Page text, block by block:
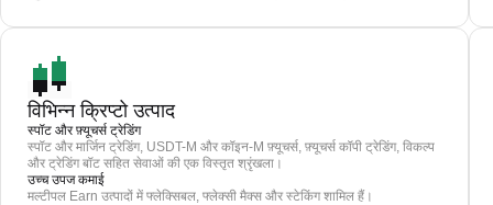
विभिन्न क्रिप्टो उत्पाद
स्पॉट और फ़्यूचर्स ट्रेडिंग
स्पॉट और मार्जिन ट्रेडिंग, USDT-M और कॉइन-M फ़्यूचर्स, फ़्यूचर्स कॉपी ट्रेडिंग, विकल्प
और ट्रेडिंग बॉट सहित सेवाओं की एक विस्तृत श्रृंखला।
उच्च उपज कमाई
मल्टीपल Earn उत्पादों में फ्लेक्सिबल, फ्लेक्सी मैक्स और स्टेकिंग शामिल हैं।